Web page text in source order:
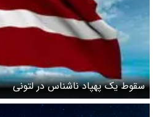
سقوط یک پهپاد ناشناس در لتونی